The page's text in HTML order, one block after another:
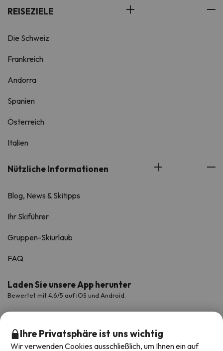
REISEZIELE
Die Schweiz
Frankreich
Andorra
Spanien
Österreich
Italien
Nützliche Informationen
Blog, News & Skitipps
Ihr Skiführer
Gruppen-Skiurlaub
FAQ
Laden Sie unsere App herunter
Bewertet mit 4.6/5 auf iOS und Android.
Ihre Privatsphäre ist uns wichtig
Wir verwenden Cookies ausschließlich, um Ihnen ein auf